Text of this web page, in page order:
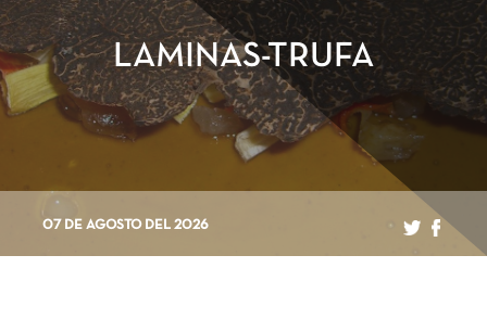
LAMINAS-TRUFA
07 DE AGOSTO DEL 2026